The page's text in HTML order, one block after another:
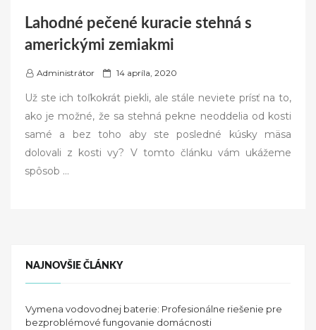
Lahodné pečené kuracie stehná s
americkými zemiakmi
Administrátor
P
e
d
14 apríla, 2020
Už ste ich toľkokrát piekli, ale stále neviete prísť na to,
ako je možné, že sa stehná pekne neoddelia od kosti
samé a bez toho aby ste posledné kúsky mäsa
dolovali z kosti vy? V tomto článku vám ukážeme
spôsob …
NAJNOVŠIE ČLÁNKY
Vymena vodovodnej baterie: Profesionálne riešenie pre
bezproblémové fungovanie domácnosti